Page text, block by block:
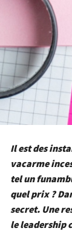
Il est des
vacarme
tel un
quel prix ?
secret. Une
le leadership